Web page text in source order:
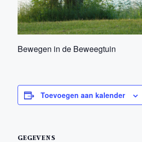
Bewegen in de Beweegtuin
Toevoegen aan kalender
GEGEVENS